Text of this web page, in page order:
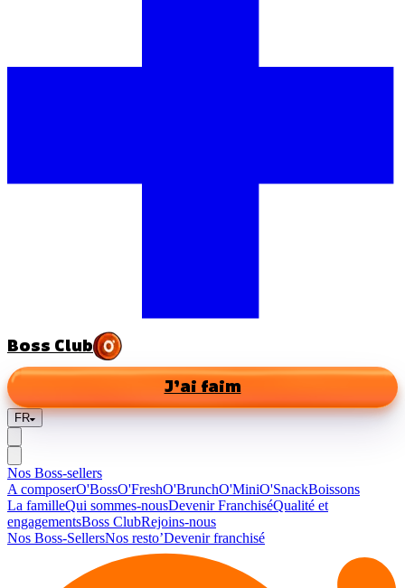
Boss Club
J’ai faim
FR
Nos Boss-sellers
A composerO'BossO'FreshO'BrunchO'MiniO'SnackBoissons
La familleQui sommes-nousDevenir FranchiséQualité et
engagementsBoss ClubRejoins-nous
Nos Boss-SellersNos resto’Devenir franchisé